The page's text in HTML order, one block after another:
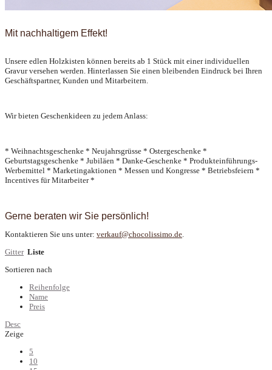
Mit nachhaltigem Effekt!
Unsere edlen Holzkisten können bereits ab 1 Stück mit einer individuellen
Gravur versehen werden. Hinterlassen Sie einen bleibenden Eindruck bei Ihren
Geschäftspartner, Kunden und Mitarbeitern.
Wir bieten Geschenkideen zu jedem Anlass:
* Weihnachtsgeschenke * Neujahrsgrüsse * Ostergeschenke *
Geburtstagsgeschenke * Jubiläen * Danke-Geschenke * Produkteinführungs-
Werbemittel * Marketingaktionen * Messen und Kongresse * Betriebsfeiern *
Incentives für Mitarbeiter *
Gerne beraten wir Sie persönlich!
Kontaktieren Sie uns unter: verkauf@chocolissimo.de
Gitter Liste
Sortieren nach
Reihenfolge
Name
Preis
Desc
Zeige
5
10